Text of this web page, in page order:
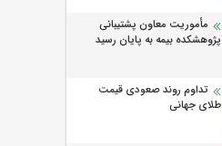
مأموریت معاون پشتیبانی
پژوهشكده بیمه به پایان رسید
تداوم روند صعودی قیمت
طلای جهانی